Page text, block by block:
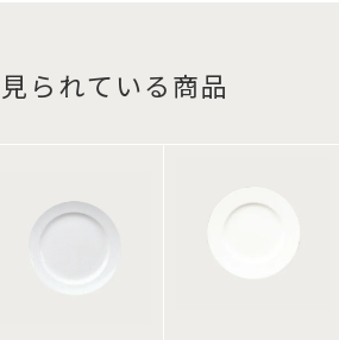
られている商品